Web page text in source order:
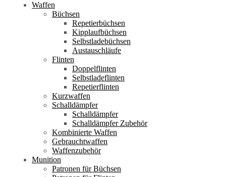
Waffen
Büchsen
Repetierbüchsen
Kipplaufbüchsen
Selbstladebüchsen
Austauschläufe
Flinten
Doppelflinten
Selbstladeflinten
Repetierflinten
Kurzwaffen
Schalldämpfer
Schalldämpfer
Schalldämpfer Zubehör
Kombinierte Waffen
Gebrauchtwaffen
Waffenzubehör
Munition
Patronen für Büchsen